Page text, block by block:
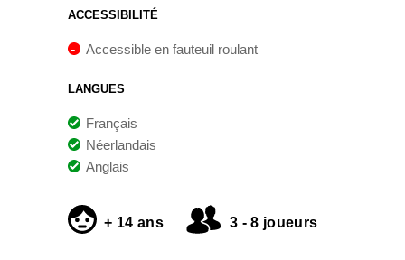
ACCESSIBILITÉ
Accessible en fauteuil roulant
LANGUES
Français
Néerlandais
Anglais
+ 14 ans 3 - 8 joueurs